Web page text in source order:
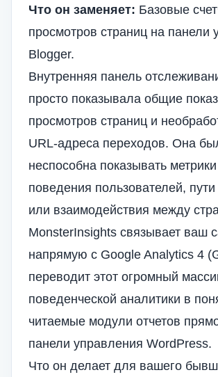
Что он заменяет: Базовые
просмотров страниц на панели
Blogger.
Внутренняя панель
просто показывала общие
просмотров страниц и
URL-адреса переходов. Она
неспособна показывать метрики
поведения пользователей,
или взаимодействия между
MonsterInsights связывает ваш
напрямую с Google Analytics 4
переводит этот огромный
поведенческой аналитики в
читаемые модули отчетов
панели управления WordPress.
Что он делает для вашего